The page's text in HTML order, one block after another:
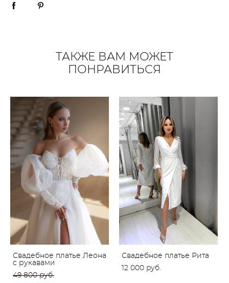
ТАКЖЕ ВАМ МОЖЕТ
ПОНРАВИТЬСЯ
Свадебное платье Леона
с рукавами
49 800 pуб.
Свадебное платье Рита
12 000 pуб.